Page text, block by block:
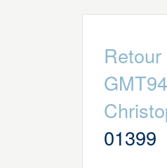
GMT94
01399